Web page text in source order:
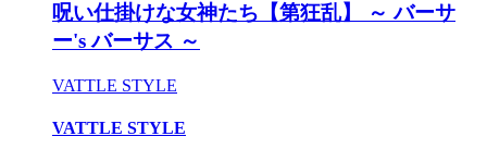
呪い仕掛けな女神たち【第狂乱】 ～ バーサ
ー's バーサス ～
VATTLE STYLE
VATTLE STYLE